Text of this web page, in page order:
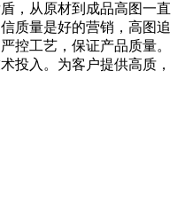
，从原材到成品高图一直
质量是好的营销，高图追
控工艺，保证产品质量。
投入。为客户提供高质，